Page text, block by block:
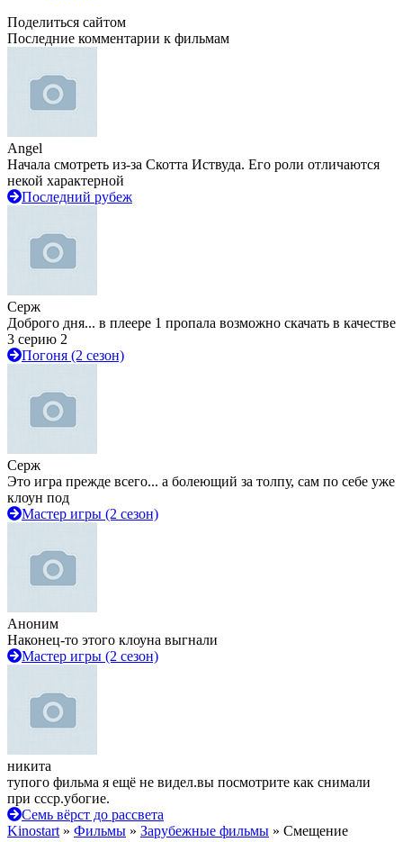
Поделиться сайтом
Последние комментарии к фильмам
Angel
Начала смотреть из-за Скотта Иствуда. Его роли отличаются
некой характерной
Последний рубеж
Серж
Доброго дня... в плеере 1 пропала возможно скачать в качестве
3 серию 2
Погоня (2 сезон)
Серж
Это игра прежде всего... а болеющий за толпу, сам по себе уже
клоун под
Мастер игры (2 сезон)
Аноним
Наконец-то этого клоуна выгнали
Мастер игры (2 сезон)
никита
тупого фильма я ещё не видел.вы посмотрите как снимали
при ссср.убогие.
Семь вёрст до рассвета
Kinostart » Фильмы » Зарубежные фильмы » Смещение